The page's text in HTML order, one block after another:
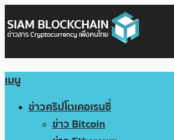
เมนู
ข่าวคริปโตเคอเรนซี่
ข่าว Bitcoin